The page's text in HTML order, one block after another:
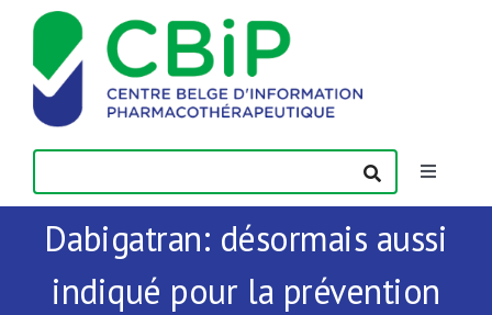
Passer
contenu
Toggle
Actualités
Publications
Dabigatran: désormais aussi
indiqué pour la prévention